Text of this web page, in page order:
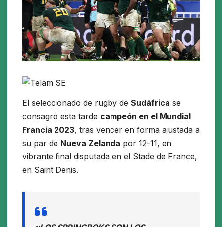
El seleccionado de rugby de Sudáfrica se
consagró esta tarde campeón en el Mundial
Francia 2023, tras vencer en forma ajustada a
su par de Nueva Zelanda por 12-11, en
vibrante final disputada en el Stade de France,
en Saint Denis.